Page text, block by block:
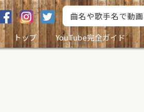
トップ
YouTube完全ガイド